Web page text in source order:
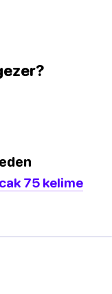
75 kelime